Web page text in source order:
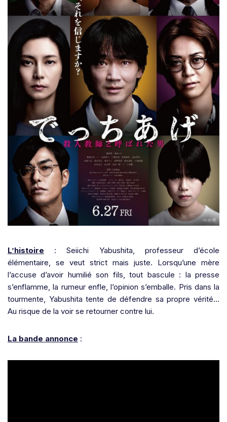
L’histoire : Seiichi Yabushita, professeur d’école
élémentaire, se veut strict mais juste. Lorsqu’une mère
l’accuse d’avoir humilié son fils, tout bascule : la presse
s’enflamme, la rumeur enfle, l’opinion s’emballe. Pris dans la
tourmente, Yabushita tente de défendre sa propre vérité…
Au risque de la voir se retourner contre lui.
La bande annonce :